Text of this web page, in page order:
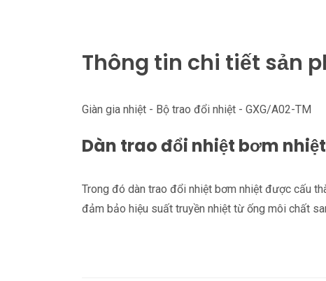
Thông tin chi tiết sản
Giàn gia nhiệt - Bộ trao đổi nhiệt - GXG/A02-TM
Dàn trao đổi nhiệt bơm
Trong đó dàn trao đổi nhiệt bơm nhiệt được cấu
đảm bảo hiệu suất truyền nhiệt từ ống môi chất